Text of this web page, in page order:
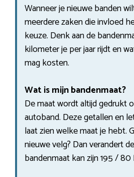
Wanneer je nieuwe banden
meerdere zaken die invloed
keuze. Denk aan de
kilometer je per jaar rijdt en
mag kosten.
Wat is mijn bandenmaat?
De maat wordt altijd gedrukt
autoband. Deze getallen en
laat zien welke maat je hebt.
nieuwe velg? Dan verandert
bandenmaat kan zijn 195 / 80